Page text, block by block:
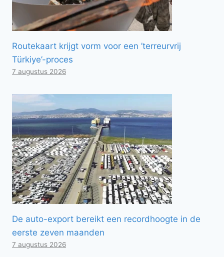
Routekaart krijgt vorm voor een ’terreurvrij
Türkiye’-proces
7 augustus 2026
De auto-export bereikt een recordhoogte in de
eerste zeven maanden
7 augustus 2026